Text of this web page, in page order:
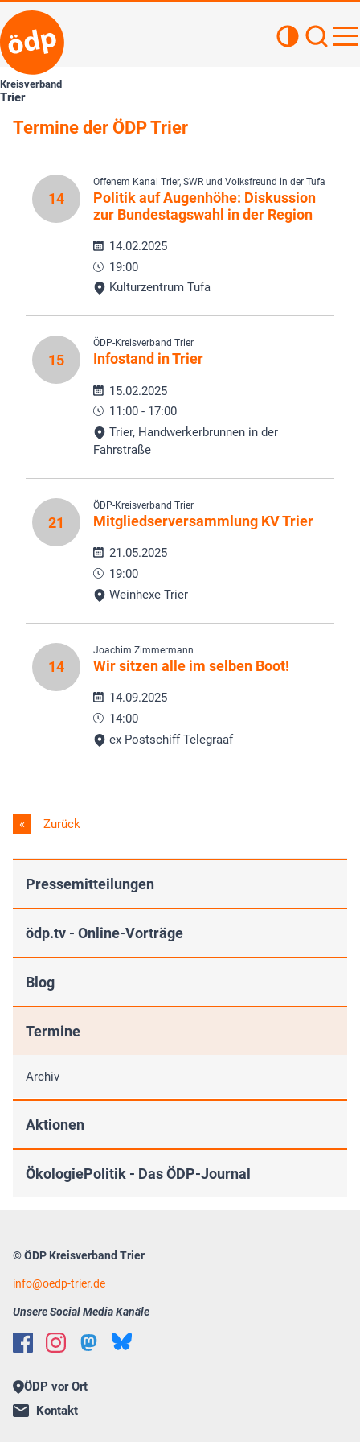
Kreisverband
Trier
Termine der ÖDP Trier
14
Offenem Kanal Trier, SWR und Volksfreund in der Tufa
Politik auf Augenhöhe: Diskussion
zur Bundestagswahl in der Region
14.02.2025
19:00
Kulturzentrum Tufa
15
ÖDP-Kreisverband Trier
Infostand in Trier
15.02.2025
11:00 - 17:00
Trier, Handwerkerbrunnen in der
Fahrstraße
21
ÖDP-Kreisverband Trier
Mitgliedserversammlung KV Trier
21.05.2025
19:00
Weinhexe Trier
14
Joachim Zimmermann
Wir sitzen alle im selben Boot!
14.09.2025
14:00
ex Postschiff Telegraaf
Zurück
Pressemitteilungen
ödp.tv - Online-Vorträge
Blog
Termine
Archiv
Aktionen
ÖkologiePolitik - Das ÖDP-Journal
© ÖDP Kreisverband Trier
info oedp-trier.de
Unsere Social Media Kanäle
ÖDP vor Ort
Kontakt